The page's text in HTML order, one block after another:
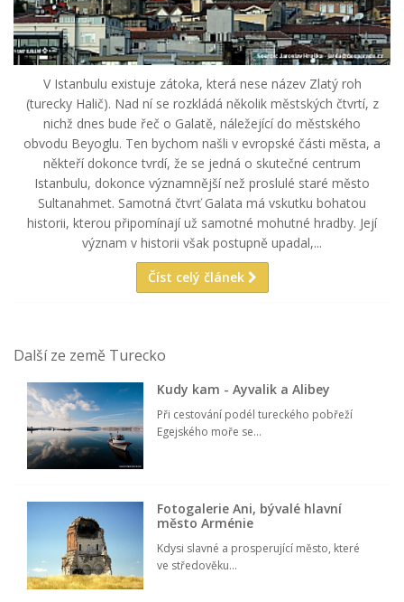
V Istanbulu existuje zátoka, která nese název Zlatý roh
(turecky Halič). Nad ní se rozkládá několik městských čtvrtí, z
nichž dnes bude řeč o Galatě, náležející do městského
obvodu Beyoglu. Ten bychom našli v evropské části města, a
někteří dokonce tvrdí, že se jedná o skutečné centrum
Istanbulu, dokonce významnější než proslulé staré město
Sultanahmet. Samotná čtvrť Galata má vskutku bohatou
historii, kterou připomínají už samotné mohutné hradby. Její
význam v historii však postupně upadal,...
Číst celý článek
Další ze země Turecko
Kudy kam - Ayvalik a Alibey
Při cestování podél tureckého pobřeží
Egejského moře se...
Fotogalerie Ani, bývalé hlavní
město Arménie
Kdysi slavné a prosperující město, které
ve středověku...